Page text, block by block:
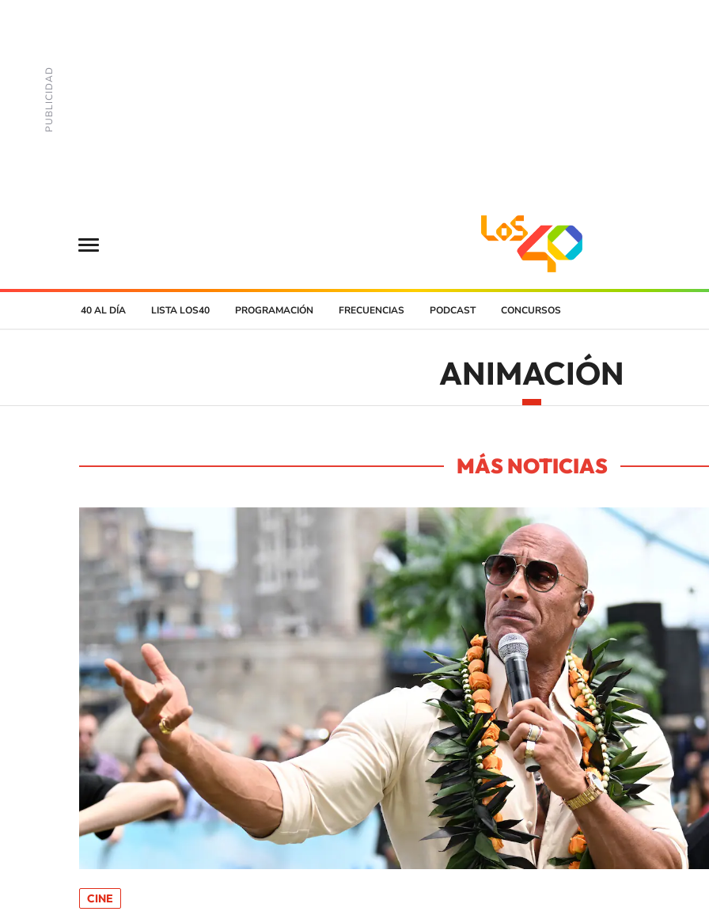
40 AL DÍA LISTA LOS40 PROGRAMACIÓN FRECUENCIAS PODCAST CONCURSOS
ANIMACIÓN
MÁS NOTICIAS
CINE